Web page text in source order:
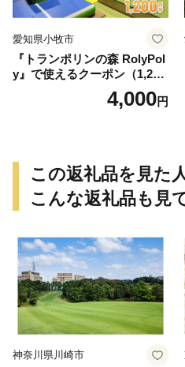
愛知県小牧市
『トランポリンの森 RolyPol
y』で使えるクーポン（1,200
4,000円
この返礼品を見た
こんな返礼品も見
神奈川県川崎市